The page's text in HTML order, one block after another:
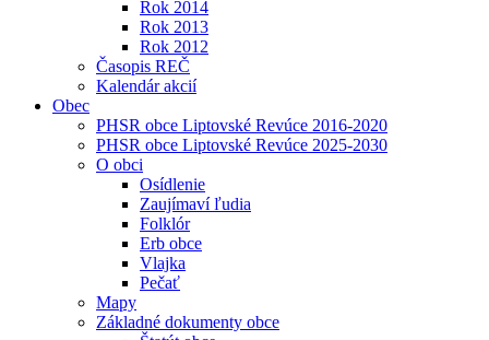
Rok 2014
Rok 2013
Rok 2012
Časopis REČ
Kalendár akcií
Obec
PHSR obce Liptovské Revúce 2016-2020
PHSR obce Liptovské Revúce 2025-2030
O obci
Osídlenie
Zaujímaví ľudia
Folklór
Erb obce
Vlajka
Pečať
Mapy
Základné dokumenty obce